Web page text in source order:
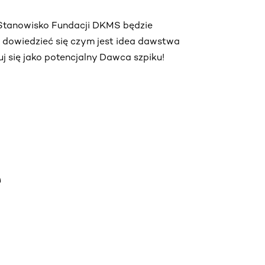
Fundacji DKMS będzie
się czym jest idea dawstwa
się jako potencjalny Dawca szpiku!